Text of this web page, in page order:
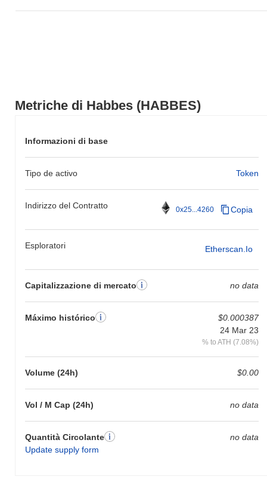
Metriche di Habbes (HABBES)
Informazioni di base
Tipo de activo Token
Indirizzo del Contratto 0x25...4260 Copia
Esploratori Etherscan.io
Capitalizzazione di mercato no data
Máximo histórico
$0.000387
24 Mar 23
% to ATH (7.08%)
Volume (24h) $0.00
Vol / M Cap (24h) no data
Quantità Circolante
Update supply form
no data